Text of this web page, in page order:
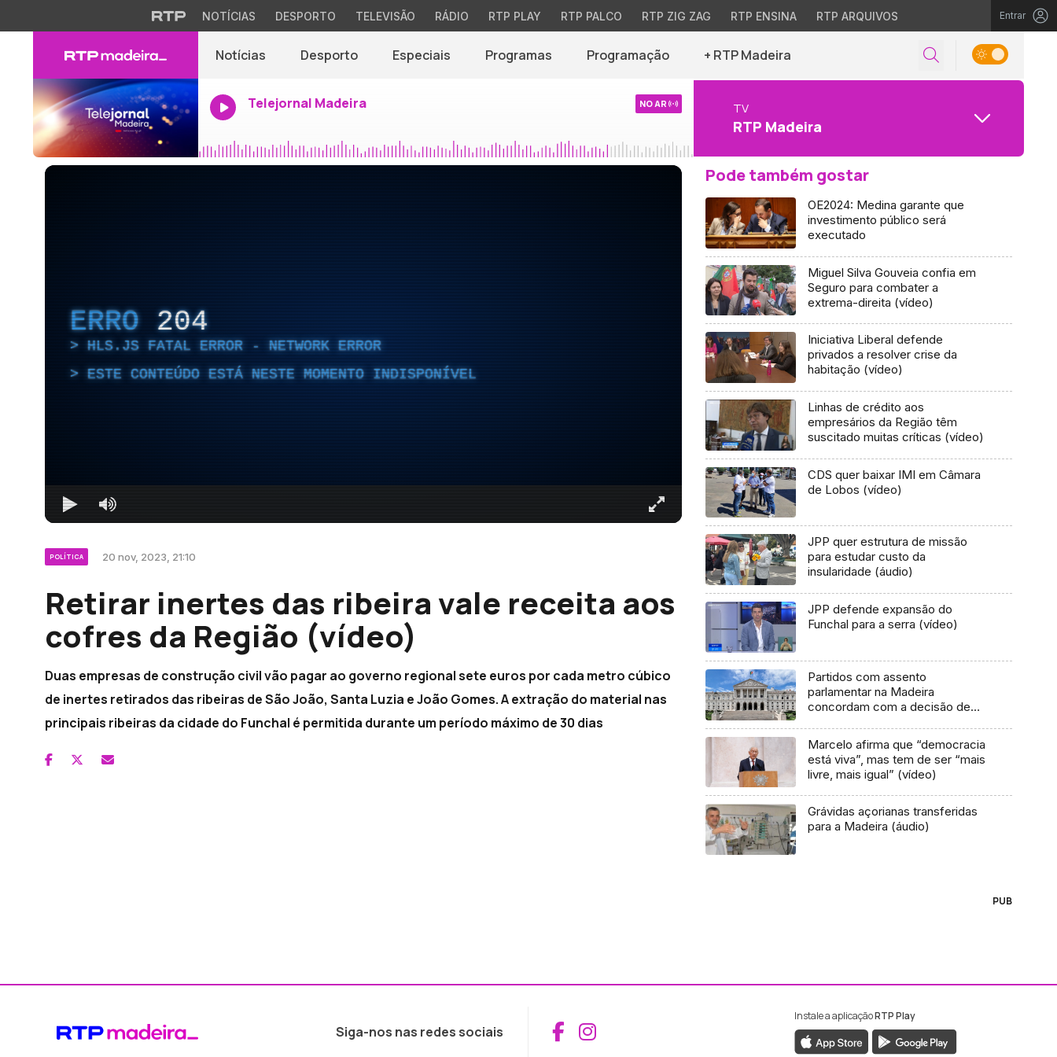
NOTÍCIAS DESPORTO TELEVISÃO RÁDIO RTP PLAY RTP PALCO RTP ZIG ZAG RTP ENSINA RTP ARQUIVOS Entrar
Notícias Desporto Especiais Programas Programação + RTP Madeira
Telejornal Madeira NO AR TV
RTP Madeira
ERRO 204
HLS.JS FATAL ERROR - NETWORK ERROR
ESTE CONTEÚDO ESTÁ NESTE MOMENTO INDISPONÍVEL
POLÍTICA 20 nov, 2023, 21:10
Retirar inertes das ribeira vale receita aos
cofres da Região (vídeo)
Duas empresas de construção civil vão pagar ao governo regional sete euros por cada metro cúbico
de inertes retirados das ribeiras de São João, Santa Luzia e João Gomes. A extração do material nas
principais ribeiras da cidade do Funchal é permitida durante um período máximo de 30 dias
Pode também gostar
OE2024: Medina garante que
investimento público será
executado
Miguel Silva Gouveia confia em
Seguro para combater a
extrema-direita (vídeo)
Iniciativa Liberal defende
privados a resolver crise da
habitação (vídeo)
Linhas de crédito aos
empresários da Região têm
suscitado muitas críticas (vídeo)
CDS quer baixar IMI em Câmara
de Lobos (vídeo)
JPP quer estrutura de missão
para estudar custo da
insularidade (áudio)
JPP defende expansão do
Funchal para a serra (vídeo)
Partidos com assento
parlamentar na Madeira
concordam com a decisão de
Marcelo afirma que “democracia
está viva”, mas tem de ser “mais
livre, mais igual” (vídeo)
Grávidas açorianas transferidas
para a Madeira (áudio)
PUB
Siga-nos nas redes sociais Aceder ao Facebook da RTP Madeira
Aceder ao Instagram da RTP Madeira
Instale a aplicaçãoRTP Play